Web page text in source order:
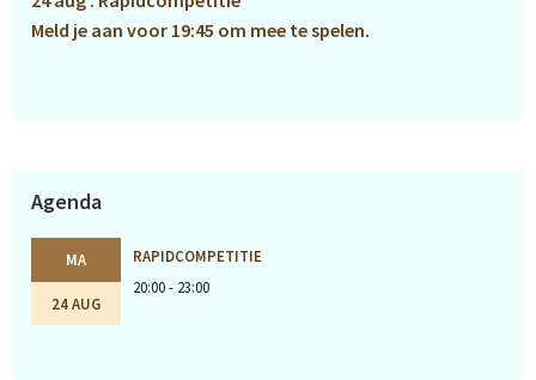
Meld je aan voor 19:45 om mee te spelen.
Agenda
MA
24 AUG
RAPIDCOMPETITIE
20:00 - 23:00